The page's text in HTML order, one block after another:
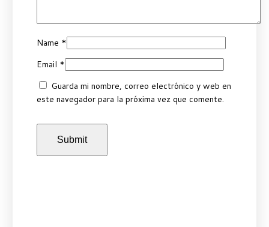
Name *
Email *
Guarda mi nombre, correo electrónico y web en
este navegador para la próxima vez que comente.